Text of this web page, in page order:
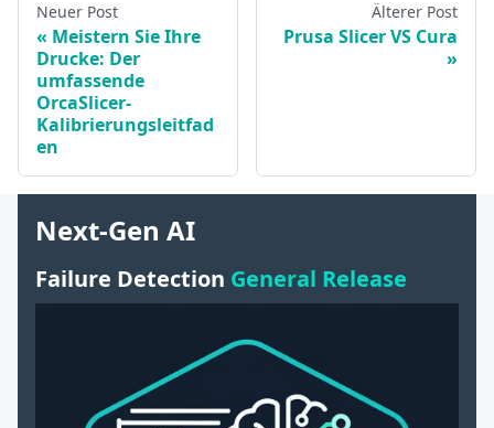
Neuer Post
Meistern Sie Ihre
Drucke: Der
umfassende
OrcaSlicer-
Kalibrierungsleitfad
en
Älterer Post
Prusa Slicer VS Cura
Next-Gen AI
Failure Detection General Release